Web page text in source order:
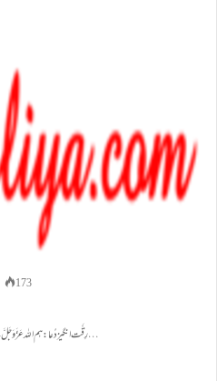
173
رِقَّت انگیز دُعا: ہم اللہ عَزَّوَجَلَّ سے حسن خاتمہ کا سوال کرتے ہیں اور اس کی خفیہ تدبیر سے ڈرتے…